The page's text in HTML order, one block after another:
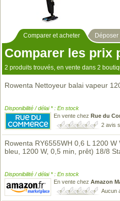
Comparer et acheter
Comparer les prix
2 produits trouvés, en vente dans 2
Rowenta Nettoyeur balai vapeur
Disponibilité / délai * : En stock
En vente chez Rue du
2 avis
Rowenta RY6555WH 0,6 L 1200
bleu, 1200 W, 0,5 min, prêt) 18/8
Disponibilité / délai * : En stock
En vente chez Amazon
Aucun